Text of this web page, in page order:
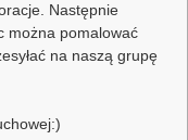
Następnie
można pomalować
na naszą grupę